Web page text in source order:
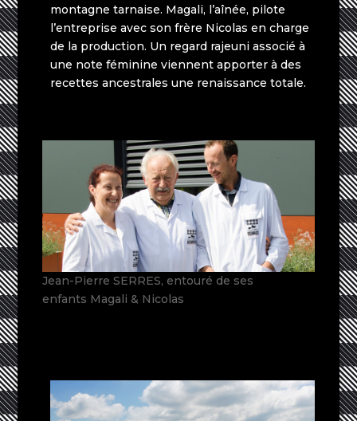
montagne tarnaise. Magali, l’aînée, pilote
l’entreprise avec son frère Nicolas en charge
de la production. Un regard rajeuni associé à
une note féminine viennent apporter à des
recettes ancestrales une renaissance totale.
Jean-Pierre SERRES, entouré de ses
enfants Magali & Nicolas